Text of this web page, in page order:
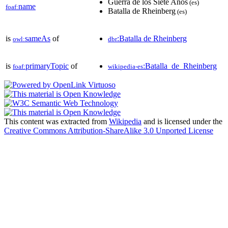
foaf:name (es)
Batalla de Rheinberg (es)
is owl:sameAs of dbr:Batalla de Rheinberg
is foaf:primaryTopic of wikipedia-es:Batalla_de_Rheinberg
This content was extracted from Wikipedia and is licensed under the
Creative Commons Attribution-ShareAlike 3.0 Unported License